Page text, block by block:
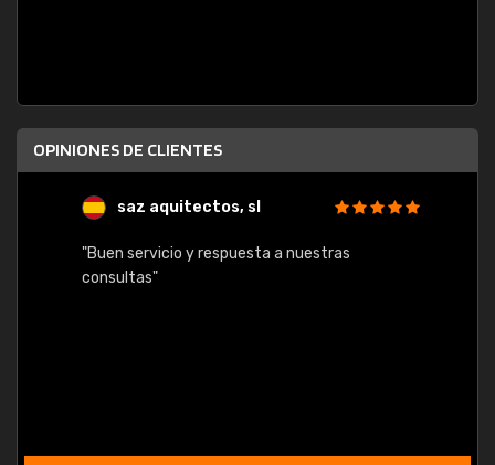
OPINIONES DE CLIENTES
saz aquitectos, sl
"Buen servicio y respuesta a nuestras
consultas"